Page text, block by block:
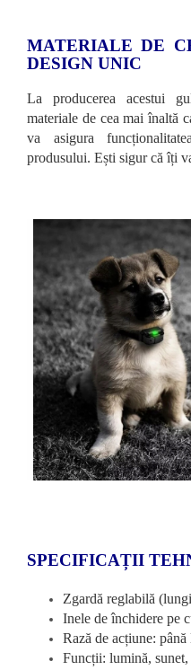
MATERIALE DE
DESIGN UNIC
La producerea acestui
materiale de cea mai înaltă
va asigura
produsului. Ești sigur că îți
SPECIFICAȚII
Zgardă reglabilă
Inele de închidere pe
Rază de acțiune:
Funcții: lumină,